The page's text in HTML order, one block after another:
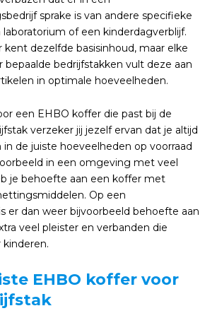
sprake is van andere specifieke
laboratorium of een kinderdagverblijf.
kent dezelfde basisinhoud, maar elke
bepaalde bedrijfstakken vult deze aan
in optimale hoeveelheden.
een EHBO koffer die past bij de
verzeker jij jezelf ervan dat je altijd
in de juiste hoeveelheden op voorraad
in een omgeving met veel
je behoefte aan een koffer met
Op een
er dan weer bijvoorbeeld behoefte aan
veel pleister en verbanden die
EHBO koffer voor